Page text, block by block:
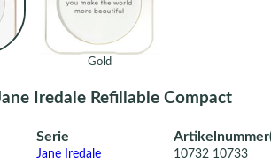
Gold
Iredale Refillable Compact
Serie
Jane Iredale
10732 10733